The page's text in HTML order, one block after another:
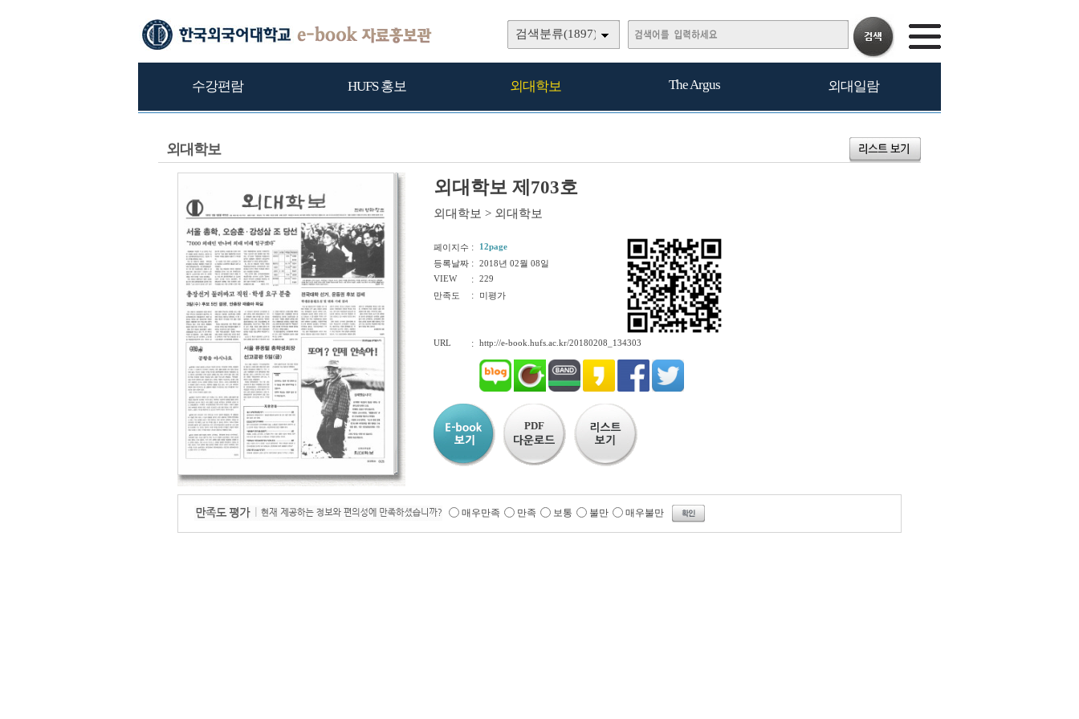
검색분류(1897)
수강편람 HUFS 홍보 외대학보 The Argus 외대일람
외대학보
외대학보 제703호
외대학보 > 외대학보
페이지수 :
12page
등록날짜 :
2018년 02월 08일
VIEW
:
229
만족도
: 미평가
URL : http://e-book.hufs.ac.kr/20180208_134303
PDF
매우만족 만족 보통 불만 매우불만